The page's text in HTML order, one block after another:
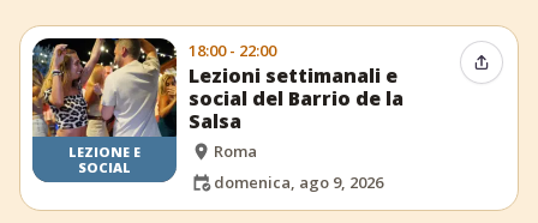
LEZIONE E
SOCIAL
18:00 - 22:00
Lezioni settimanali e
social del Barrio de la
Salsa
Roma
domenica, ago 9, 2026